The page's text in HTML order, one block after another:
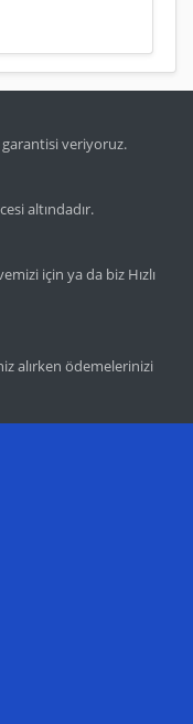
veriyoruz.
altındadır.
için ya da biz Hızlı
alırken ödemelerinizi